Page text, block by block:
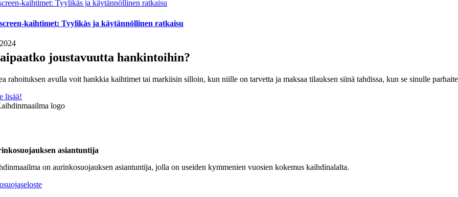
kaihtimet: Tyylikäs ja käytännöllinen ratkaisu
kaihtimet: Tyylikäs ja käytännöllinen ratkaisu
joustavuutta hankintoihin?
rahoituksen avulla voit hankkia kaihtimet tai markiisin silloin, kun niille on tarvetta ja maksaa tilauksen siinä tahdissa, kun se sinulle
lisää!
asiantuntija
on aurinkosuojauksen asiantuntija, jolla on useiden kymmenien vuosien kokemus kaihdinalalta.